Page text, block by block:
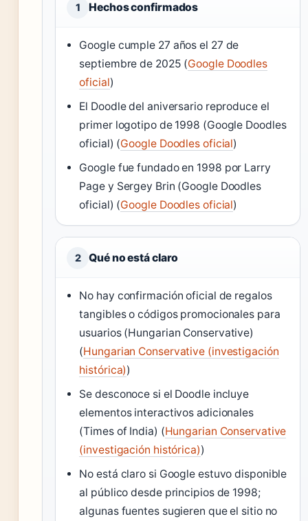
1 Hechos confirmados
Google cumple 27 años el 27 de
septiembre de 2025 (Google Doodles
oficial)
El Doodle del aniversario reproduce el
primer logotipo de 1998 (Google Doodles
oficial) (Google Doodles oficial)
Google fue fundado en 1998 por Larry
Page y Sergey Brin (Google Doodles
oficial) (Google Doodles oficial)
2 Qué no está claro
No hay confirmación oficial de regalos
tangibles o códigos promocionales para
usuarios (Hungarian Conservative)
(Hungarian Conservative (investigación
histórica))
Se desconoce si el Doodle incluye
elementos interactivos adicionales
(Times of India) (Hungarian Conservative
(investigación histórica))
No está claro si Google estuvo disponible
al público desde principios de 1998;
algunas fuentes sugieren que el sitio no